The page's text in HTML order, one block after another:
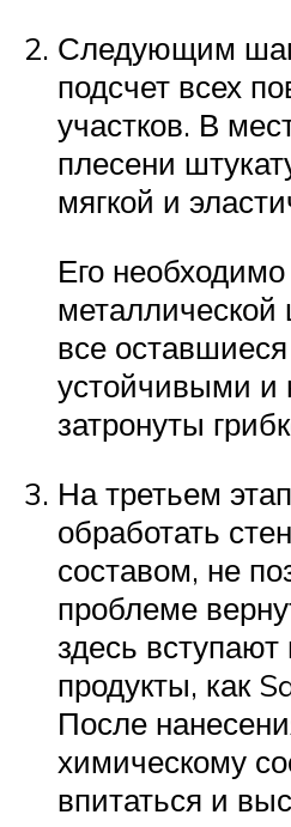
Следующим
подсчет всех
участков. В
плесени
мягкой и
Его
металлической
все
устойчивыми и
затронуты
На третьем
обработать
составом, не
проблеме
здесь вступают
продукты, как
После
химическому
впитаться и